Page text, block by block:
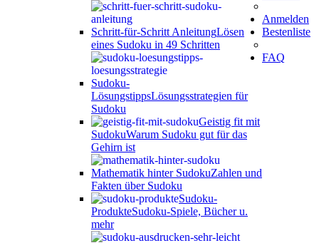
Schritt-für-Schritt AnleitungLösen
eines Sudoku in 49 Schritten
Sudoku-
LösungstippsLösungsstrategien für
Sudoku
Geistig fit mit
SudokuWarum Sudoku gut für das
Gehirn ist
Mathematik hinter SudokuZahlen und
Fakten über Sudoku
Sudoku-
ProdukteSudoku-Spiele, Bücher u.
mehr
Anmelden
Bestenliste
FAQ